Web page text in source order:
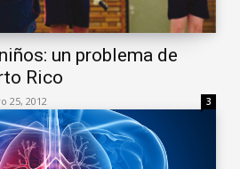
un problema de
Rico
25, 2012 3